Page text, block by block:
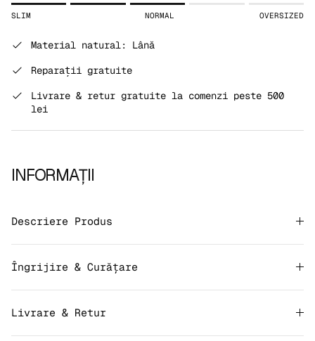
Rating of 1 means SLIM.
Rating of 5 means OVERSIZED.
SLIM NORMAL OVERSIZED
Material natural: Lână
Reparații gratuite
Livrare & retur gratuite la comenzi peste 500
lei
INFORMAȚII
Descriere Produs
Îngrijire & Curățare
Livrare & Retur